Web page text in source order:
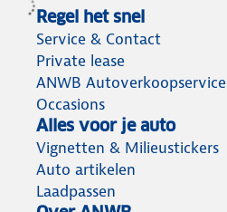
Regel het snel
Service & Contact
Private lease
ANWB Autoverkoopservice
Occasions
Alles voor je auto
Vignetten & Milieustickers
Auto artikelen
Laadpassen